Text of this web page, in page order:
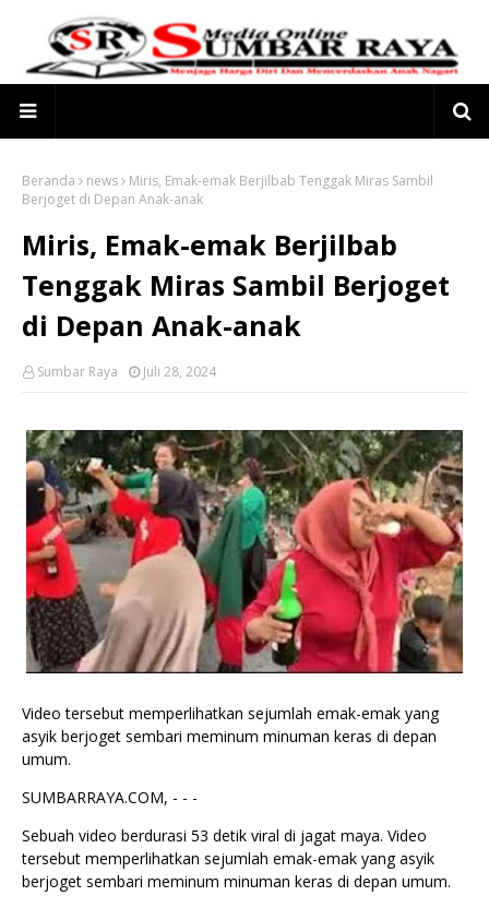
Beranda news
Miris, Emak-emak Berjilbab Tenggak Miras Sambil
Berjoget di Depan Anak-anak
Miris, Emak-emak Berjilbab
Tenggak Miras Sambil Berjoget
di Depan Anak-anak
Sumbar Raya Juli 28, 2024
Video tersebut memperlihatkan sejumlah emak-emak yang
asyik berjoget sembari meminum minuman keras di depan
umum.
SUMBARRAYA.COM, - - -
Sebuah video berdurasi 53 detik viral di jagat maya. Video
tersebut memperlihatkan sejumlah emak-emak yang asyik
berjoget sembari meminum minuman keras di depan umum.